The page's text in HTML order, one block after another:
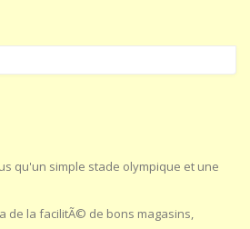
qu'un simple stade olympique et une
de la facilitÃ© de bons magasins,